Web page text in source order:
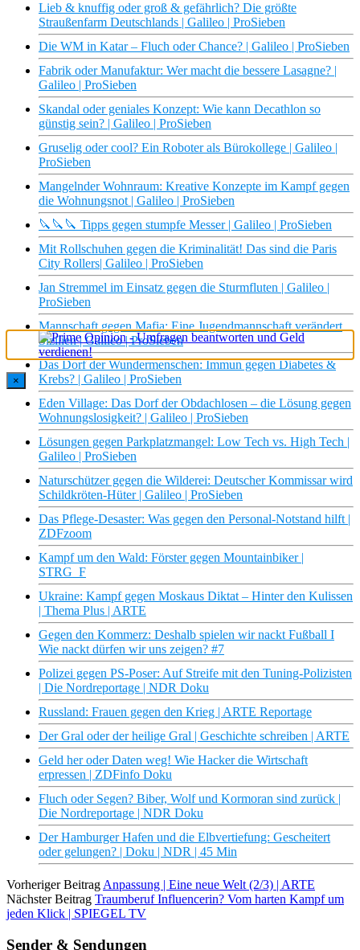
Lieb & knuffig oder groß & gefährlich? Die größte
Straußenfarm Deutschlands | Galileo | ProSieben
Die WM in Katar – Fluch oder Chance? | Galileo | ProSieben
Fabrik oder Manufaktur: Wer macht die bessere Lasagne? |
Galileo | ProSieben
Skandal oder geniales Konzept: Wie kann Decathlon so
günstig sein? | Galileo | ProSieben
Gruselig oder cool? Ein Roboter als Bürokollege | Galileo |
ProSieben
Mangelnder Wohnraum: Kreative Konzepte im Kampf gegen
die Wohnungsnot | Galileo | ProSieben
🔪🔪🔪 Tipps gegen stumpfe Messer | Galileo | ProSieben
Mit Rollschuhen gegen die Kriminalität! Das sind die Paris
City Rollers| Galileo | ProSieben
Jan Stremmel im Einsatz gegen die Sturmfluten | Galileo |
ProSieben
Mannschaft gegen Mafia: Eine Jugendmannschaft verändert
Sizilien | Galileo | ProSieben
Das Dorf der Wundermenschen: Immun gegen Diabetes &
Krebs? | Galileo | ProSieben
Eden Village: Das Dorf der Obdachlosen – die Lösung gegen
Wohnungslosigkeit? | Galileo | ProSieben
Lösungen gegen Parkplatzmangel: Low Tech vs. High Tech |
Galileo | ProSieben
Naturschützer gegen die Wilderei: Deutscher Kommissar wird
Schildkröten-Hüter | Galileo | ProSieben
Das Pflege-Desaster: Was gegen den Personal-Notstand hilft |
ZDFzoom
Kampf um den Wald: Förster gegen Mountainbiker |
STRG_F
Ukraine: Kampf gegen Moskaus Diktat – Hinter den Kulissen
| Thema Plus | ARTE
Gegen den Kommerz: Deshalb spielen wir nackt Fußball I
Wie nackt dürfen wir uns zeigen? #7
Polizei gegen PS-Poser: Auf Streife mit den Tuning-Polizisten
| Die Nordreportage | NDR Doku
Russland: Frauen gegen den Krieg | ARTE Reportage
Der Gral oder der heilige Gral | Geschichte schreiben | ARTE
Geld her oder Daten weg! Wie Hacker die Wirtschaft
erpressen | ZDFinfo Doku
Fluch oder Segen? Biber, Wolf und Kormoran sind zurück |
Die Nordreportage | NDR Doku
Der Hamburger Hafen und die Elbvertiefung: Gescheitert
oder gelungen? | Doku | NDR | 45 Min
Vorheriger Beitrag Anpassung | Eine neue Welt (2/3) | ARTE
Nächster Beitrag Traumberuf Influencerin? Vom harten Kampf um
jeden Klick | SPIEGEL TV
Sender & Sendungen
×